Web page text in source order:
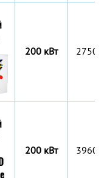
200 кВт
200 кВт